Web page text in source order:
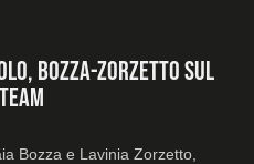
Bozza-Zorzetto sul
Bozza e Lavinia Zorzetto,